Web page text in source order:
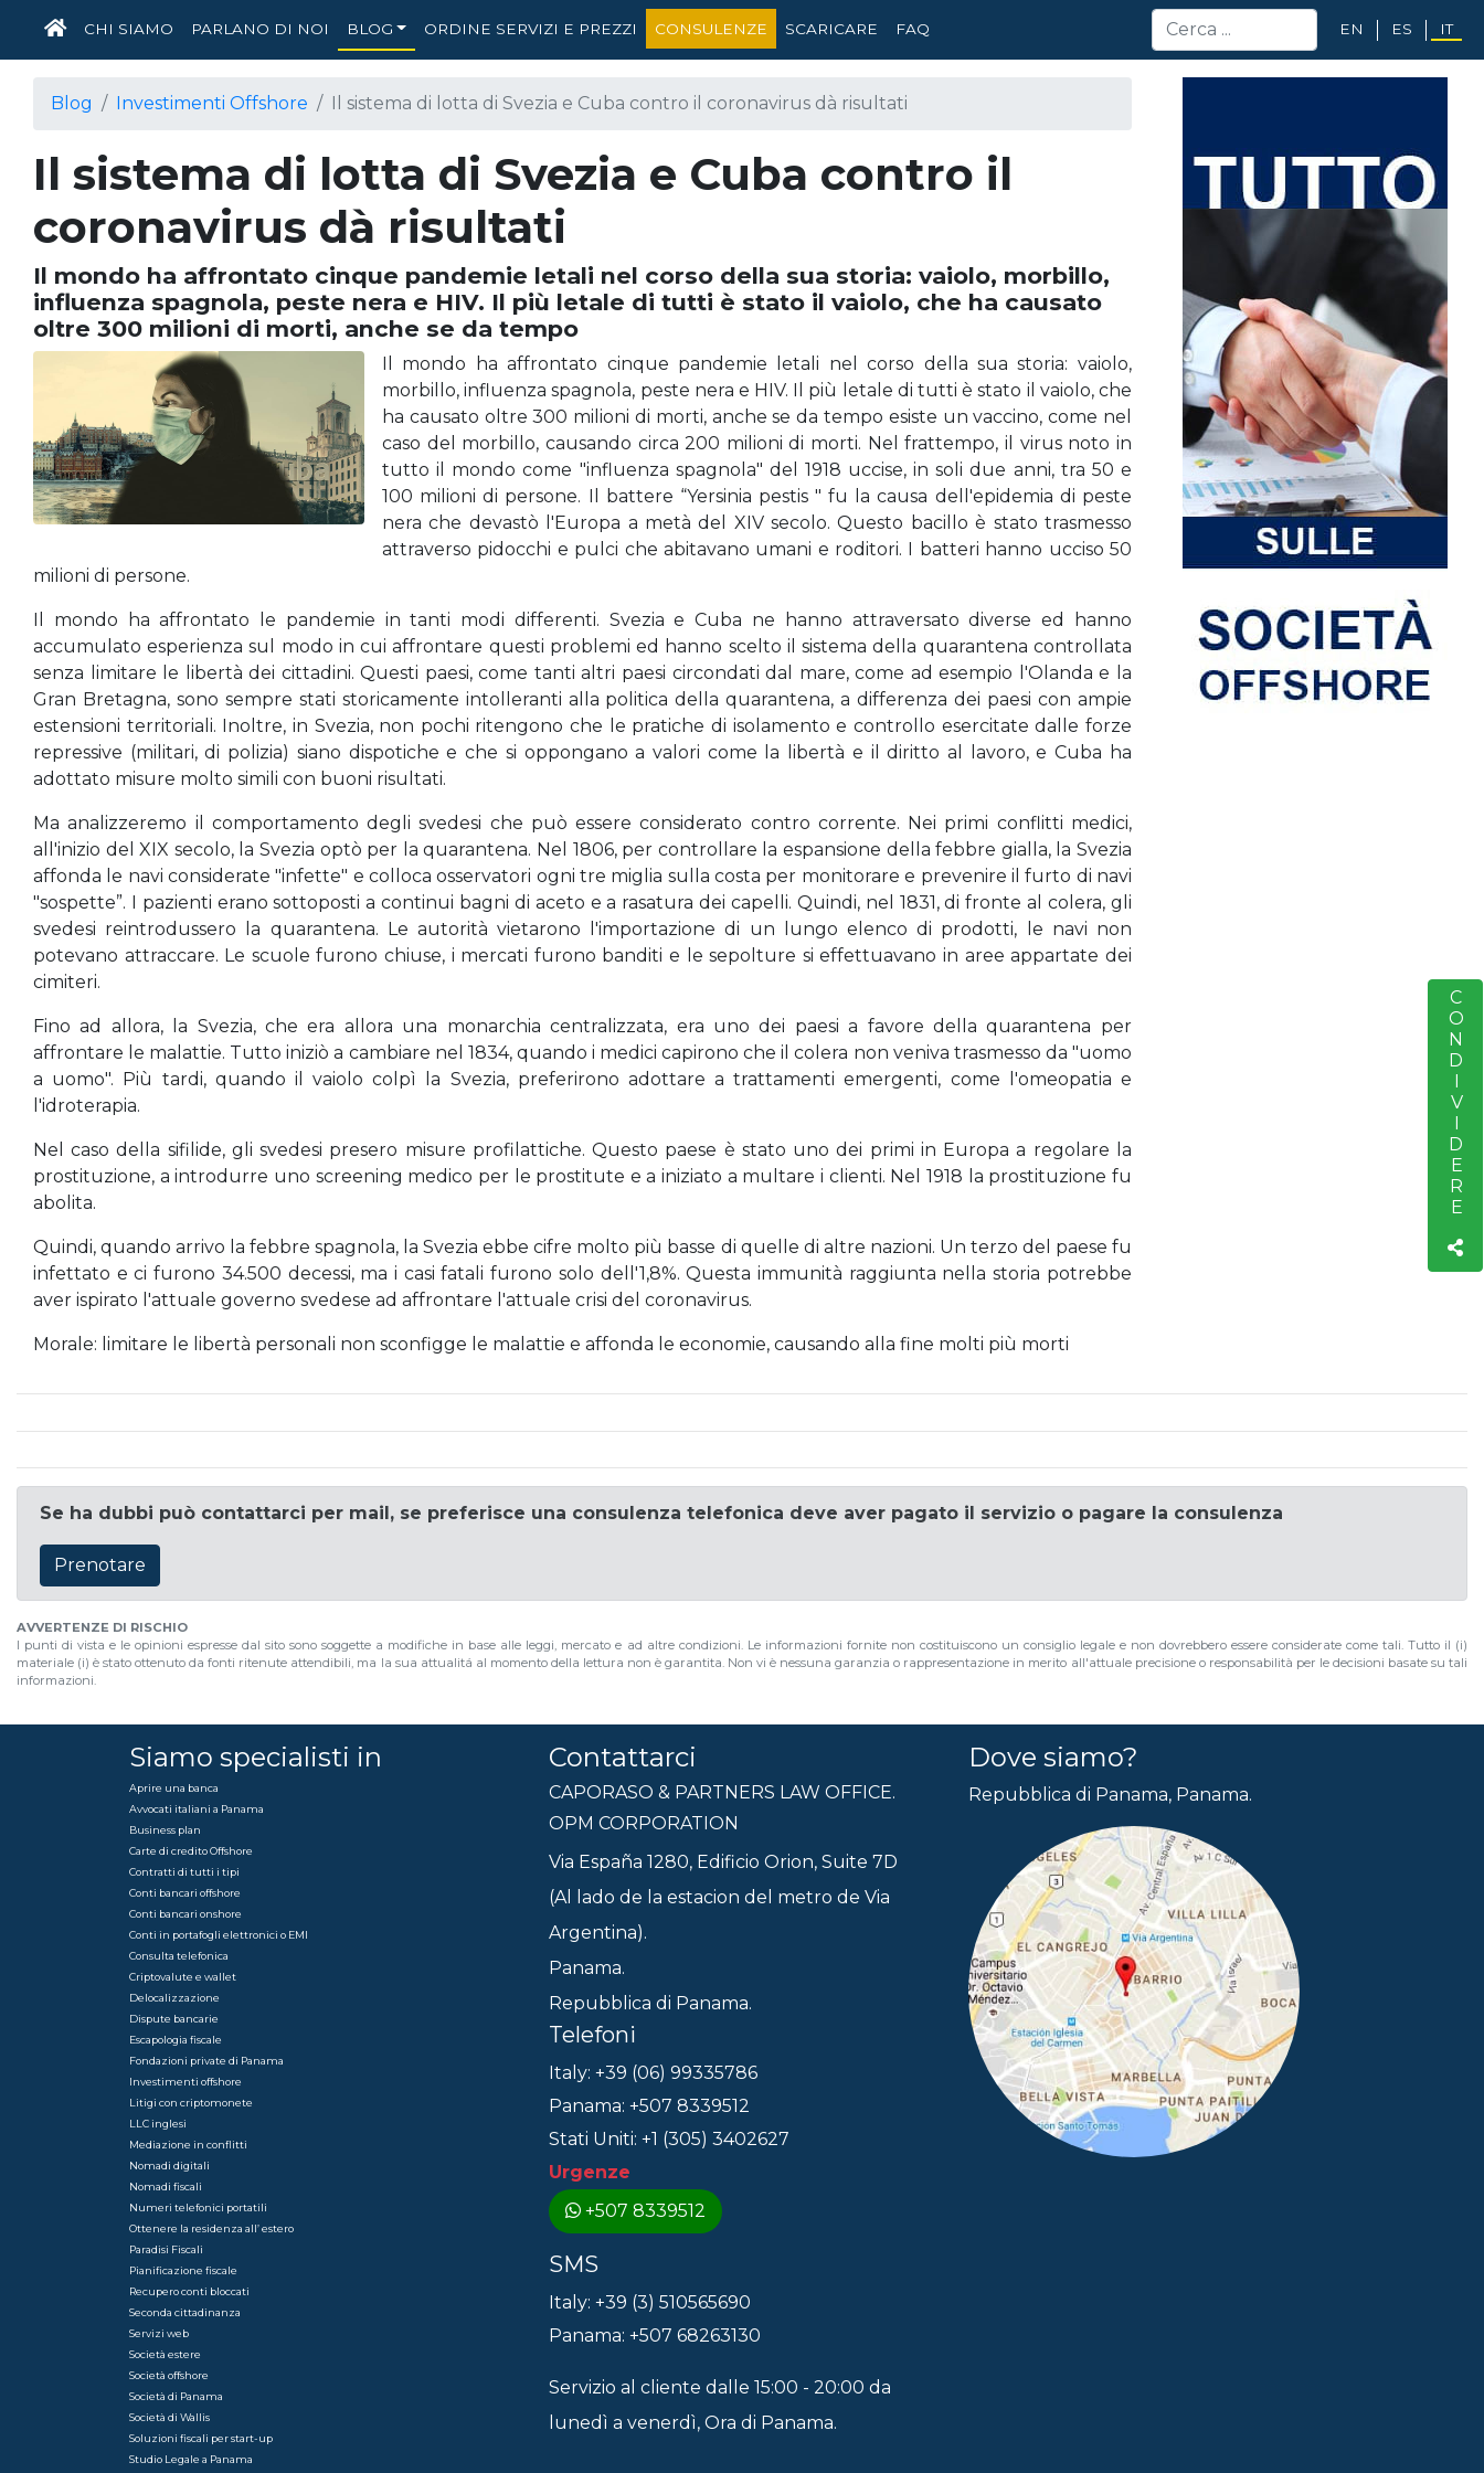
HOME
CHI SIAMO PARLANO DI NOI BLOG ORDINE SERVIZI E PREZZI CONSULENZE SCARICARE FAQ EN ES IT
Blog Investimenti Offshore Il sistema di lotta di Svezia e Cuba contro il coronavirus dà risultati
Il sistema di lotta di Svezia e Cuba contro il
coronavirus dà risultati
Il mondo ha affrontato cinque pandemie letali nel corso della sua storia: vaiolo, morbillo,
influenza spagnola, peste nera e HIV. Il più letale di tutti è stato il vaiolo, che ha causato
oltre 300 milioni di morti, anche se da tempo
Il mondo ha affrontato cinque pandemie letali nel corso della sua storia: vaiolo,
morbillo, influenza spagnola, peste nera e HIV. Il più letale di tutti è stato il vaiolo, che
ha causato oltre 300 milioni di morti, anche se da tempo esiste un vaccino, come nel
caso del morbillo, causando circa 200 milioni di morti. Nel frattempo, il virus noto in
tutto il mondo come "influenza spagnola" del 1918 uccise, in soli due anni, tra 50 e
100 milioni di persone. Il battere “Yersinia pestis " fu la causa dell'epidemia di peste
nera che devastò l'Europa a metà del XIV secolo. Questo bacillo è stato trasmesso
attraverso pidocchi e pulci che abitavano umani e roditori. I batteri hanno ucciso 50
milioni di persone.
Il mondo ha affrontato le pandemie in tanti modi differenti. Svezia e Cuba ne hanno attraversato diverse ed hanno
accumulato esperienza sul modo in cui affrontare questi problemi ed hanno scelto il sistema della quarantena controllata
senza limitare le libertà dei cittadini. Questi paesi, come tanti altri paesi circondati dal mare, come ad esempio l'Olanda e la
Gran Bretagna, sono sempre stati storicamente intolleranti alla politica della quarantena, a differenza dei paesi con ampie
estensioni territoriali. Inoltre, in Svezia, non pochi ritengono che le pratiche di isolamento e controllo esercitate dalle forze
repressive (militari, di polizia) siano dispotiche e che si oppongano a valori come la libertà e il diritto al lavoro, e Cuba ha
adottato misure molto simili con buoni risultati.
Ma analizzeremo il comportamento degli svedesi che può essere considerato contro corrente. Nei primi conflitti medici,
all'inizio del XIX secolo, la Svezia optò per la quarantena. Nel 1806, per controllare la espansione della febbre gialla, la Svezia
affonda le navi considerate "infette" e colloca osservatori ogni tre miglia sulla costa per monitorare e prevenire il furto di navi
"sospette”. I pazienti erano sottoposti a continui bagni di aceto e a rasatura dei capelli. Quindi, nel 1831, di fronte al colera, gli
svedesi reintrodussero la quarantena. Le autorità vietarono l'importazione di un lungo elenco di prodotti, le navi non
potevano attraccare. Le scuole furono chiuse, i mercati furono banditi e le sepolture si effettuavano in aree appartate dei
cimiteri.
Fino ad allora, la Svezia, che era allora una monarchia centralizzata, era uno dei paesi a favore della quarantena per
affrontare le malattie. Tutto iniziò a cambiare nel 1834, quando i medici capirono che il colera non veniva trasmesso da "uomo
a uomo". Più tardi, quando il vaiolo colpì la Svezia, preferirono adottare a trattamenti emergenti, come l'omeopatia e
l'idroterapia.
Nel caso della sifilide, gli svedesi presero misure profilattiche. Questo paese è stato uno dei primi in Europa a regolare la
prostituzione, a introdurre uno screening medico per le prostitute e a iniziato a multare i clienti. Nel 1918 la prostituzione fu
abolita.
Quindi, quando arrivo la febbre spagnola, la Svezia ebbe cifre molto più basse di quelle di altre nazioni. Un terzo del paese fu
infettato e ci furono 34.500 decessi, ma i casi fatali furono solo dell'1,8%. Questa immunità raggiunta nella storia potrebbe
aver ispirato l'attuale governo svedese ad affrontare l'attuale crisi del coronavirus.
Morale: limitare le libertà personali non sconfigge le malattie e affonda le economie, causando alla fine molti più morti
Se ha dubbi può contattarci per mail, se preferisce una consulenza telefonica deve aver pagato il servizio o pagare la consulenza
Prenotare
AVVERTENZE DI RISCHIO
I punti di vista e le opinioni espresse dal sito sono soggette a modifiche in base alle leggi, mercato e ad altre condizioni. Le informazioni fornite non costituiscono un consiglio legale e non dovrebbero essere considerate come tali. Tutto il (i)
materiale (i) è stato ottenuto da fonti ritenute attendibili, ma la sua attualitá al momento della lettura non è garantita. Non vi è nessuna garanzia o rappresentazione in merito all'attuale precisione o responsabilità per le decisioni basate su tali
informazioni.
CONDIVIDERE
Siamo specialisti in
Aprire una banca
Avvocati italiani a Panama
Business plan
Carte di credito Offshore
Contratti di tutti i tipi
Conti bancari offshore
Conti bancari onshore
Conti in portafogli elettronici o EMI
Consulta telefonica
Criptovalute e wallet
Delocalizzazione
Dispute bancarie
Escapologia fiscale
Fondazioni private di Panama
Investimenti offshore
Litigi con criptomonete
LLC inglesi
Mediazione in conflitti
Nomadi digitali
Nomadi fiscali
Numeri telefonici portatili
Ottenere la residenza all’ estero
Paradisi Fiscali
Pianificazione fiscale
Recupero conti bloccati
Seconda cittadinanza
Servizi web
Società estere
Società offshore
Società di Panama
Società di Wallis
Soluzioni fiscali per start-up
Studio Legale a Panama
Contattarci
CAPORASO & PARTNERS LAW OFFICE.
OPM CORPORATION
Via España 1280, Edificio Orion, Suite 7D
(Al lado de la estacion del metro de Via
Argentina).
Panama.
Repubblica di Panama.
Telefoni
Italy: +39 (06) 99335786
Panama: +507 8339512
Stati Uniti: +1 (305) 3402627
Urgenze
+507 8339512
SMS
Italy: +39 (3) 510565690
Panama: +507 68263130
Servizio al cliente dalle 15:00 - 20:00 da
lunedì a venerdì, Ora di Panama.
Dove siamo?
Repubblica di Panama, Panama.